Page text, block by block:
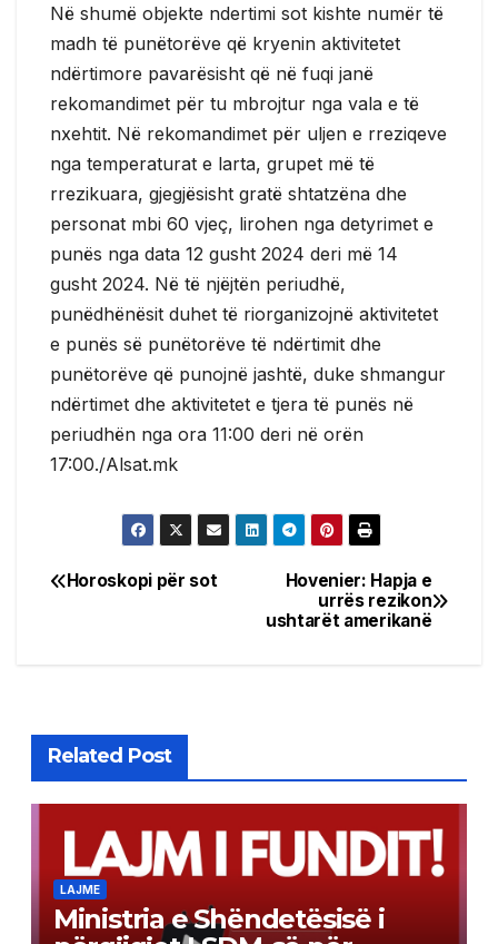
Në shumë objekte ndertimi sot kishte numër të
madh të punëtorëve që kryenin aktivitetet
ndërtimore pavarësisht që në fuqi janë
rekomandimet për tu mbrojtur nga vala e të
nxehtit. Në rekomandimet për uljen e rreziqeve
nga temperaturat e larta, grupet më të
rrezikuara, gjegjësisht gratë shtatzëna dhe
personat mbi 60 vjeç, lirohen nga detyrimet e
punës nga data 12 gusht 2024 deri më 14
gusht 2024. Në të njëjtën periudhë,
punëdhënësit duhet të riorganizojnë aktivitetet
e punës së punëtorëve të ndërtimit dhe
punëtorëve që punojnë jashtë, duke shmangur
ndërtimet dhe aktivitetet e tjera të punës në
periudhën nga ora 11:00 deri në orën
17:00./Alsat.mk
Post
Hovenier: Hapja e
urrës rezikon
ushtarët amerikanë
Horoskopi për sot
Related Post
LAJME
Ministria e Shëndetësisë i